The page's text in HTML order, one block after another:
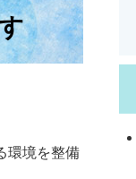
環境を整備